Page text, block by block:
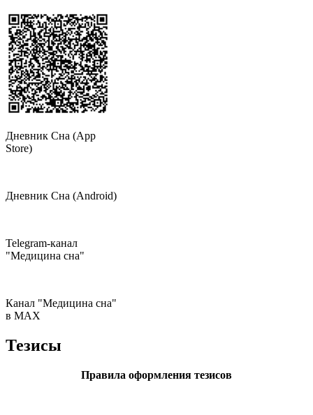
Дневник Сна (App
Store)
Дневник Сна (Android)
Telegram-канал
"Медицина сна"
Канал "Медицина сна"
в МAX
Тезисы
Правила оформления тезисов